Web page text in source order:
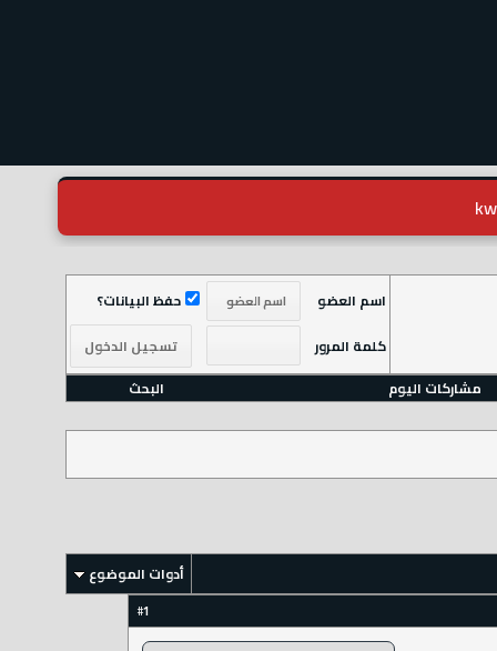
اسم العضو
حفظ البيانات؟
كلمة المرور
مشاركات اليوم البحث
أدوات الموضوع
1